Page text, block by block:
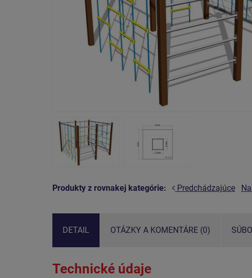
Produkty z rovnakej kategórie: Predchádzajúce
DETAIL OTÁZKY A KOMENTÁRE (0)
Technické údaje